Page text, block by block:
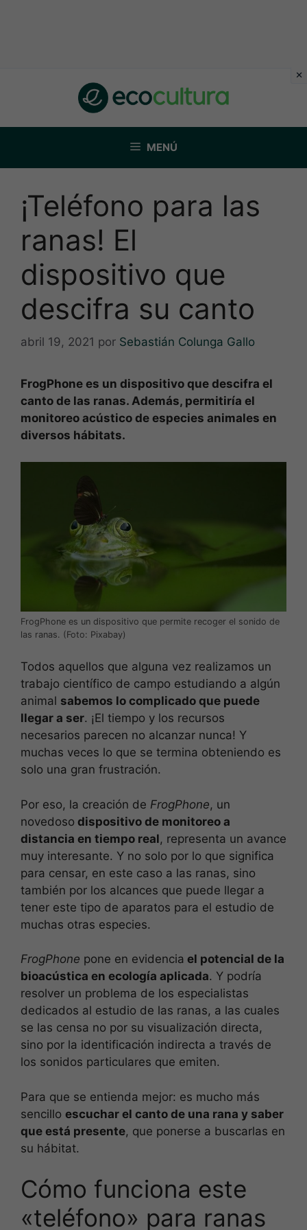
MENÚ
¡Teléfono para las
ranas! El
dispositivo que
descifra su canto
abril 19, 2021 por Sebastián Colunga Gallo
FrogPhone es un dispositivo que descifra el
canto de las ranas. Además, permitiría el
monitoreo acústico de especies animales en
diversos hábitats.
FrogPhone es un dispositivo que permite recoger el sonido de
las ranas. (Foto: Pixabay)
Todos aquellos que alguna vez realizamos un
trabajo científico de campo estudiando a algún
animal sabemos lo complicado que puede
llegar a ser. ¡El tiempo y los recursos
necesarios parecen no alcanzar nunca! Y
muchas veces lo que se termina obteniendo es
solo una gran frustración.
Por eso, la creación de FrogPhone, un
novedoso dispositivo de monitoreo a
distancia en tiempo real, representa un avance
muy interesante. Y no solo por lo que significa
para censar, en este caso a las ranas, sino
también por los alcances que puede llegar a
tener este tipo de aparatos para el estudio de
muchas otras especies.
FrogPhone pone en evidencia el potencial de la
bioacústica en ecología aplicada. Y podría
resolver un problema de los especialistas
dedicados al estudio de las ranas, a las cuales
se las censa no por su visualización directa,
sino por la identificación indirecta a través de
los sonidos particulares que emiten.
Para que se entienda mejor: es mucho más
sencillo escuchar el canto de una rana y saber
que está presente, que ponerse a buscarlas en
su hábitat.
Cómo funciona este
«teléfono» para ranas